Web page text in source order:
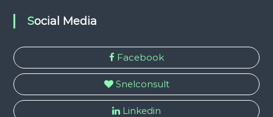
Social Media
Facebook
Snelconsult
Linkedin